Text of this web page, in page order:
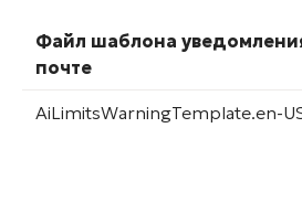
Файл шаблона
почте
AiLimitsWarningTemplate.en-